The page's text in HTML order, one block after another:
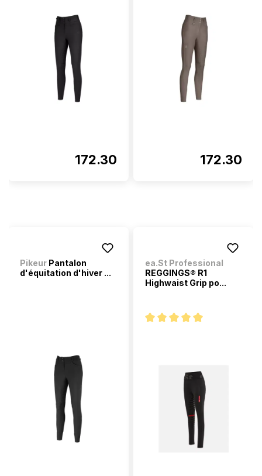
172.30 172.30
Pikeur Pantalon
d'équitation d'hiver ...
ea.St Professional
REGGINGS® R1
Highwaist Grip po...